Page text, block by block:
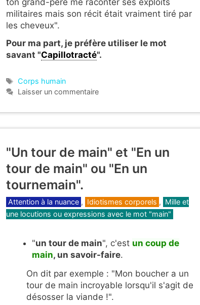
ton grand-père me raconter ses exploits
militaires mais son récit était vraiment tiré par
les cheveux".
Pour ma part, je préfère utiliser le mot
savant "Capillotracté".
Étiquettes
Corps humain
Laisser un commentaire
"Un tour de main" et "En un
tour de main" ou "En un
tournemain".
Catégories
Attention à la nuance , Idiotismes corporels , Mille et
une locutions ou expressions avec le mot "main"
"un tour de main", c'est un coup de
main, un savoir-faire.
On dit par exemple : "Mon boucher a un
tour de main incroyable lorsqu'il s'agit de
désosser la viande !".